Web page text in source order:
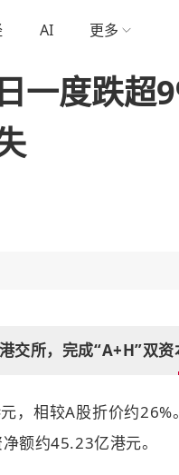
AI 更多
一度跌超
交所，完成“A+H”双资
，相较A股折价约
额约45.23亿港元。